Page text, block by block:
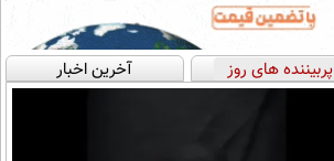
پربیننده های روز آخرین اخبار